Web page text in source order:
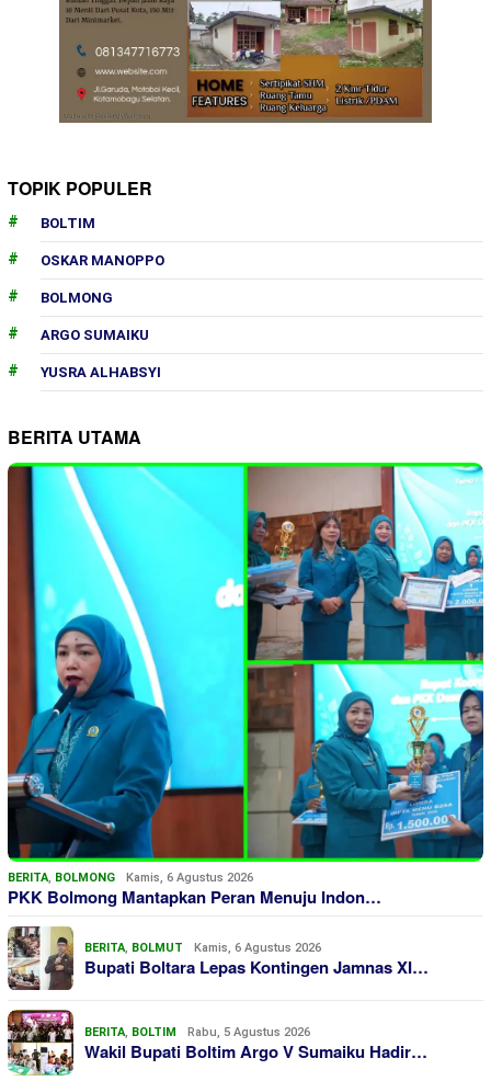
TOPIK POPULER
BOLTIM
OSKAR MANOPPO
BOLMONG
ARGO SUMAIKU
YUSRA ALHABSYI
BERITA UTAMA
BERITA, BOLMONG Kamis, 6 Agustus 2026
PKK Bolmong Mantapkan Peran Menuju Indon…
BERITA, BOLMUT Kamis, 6 Agustus 2026
Bupati Boltara Lepas Kontingen Jamnas XI…
BERITA, BOLTIM Rabu, 5 Agustus 2026
Wakil Bupati Boltim Argo V Sumaiku Hadir…